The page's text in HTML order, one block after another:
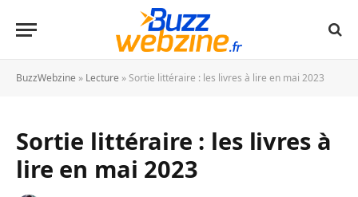
BuzzWebzine » Lecture »Sortie littéraire : les livres à lire en mai 2023
Sortie littéraire : les livres à
lire en mai 2023